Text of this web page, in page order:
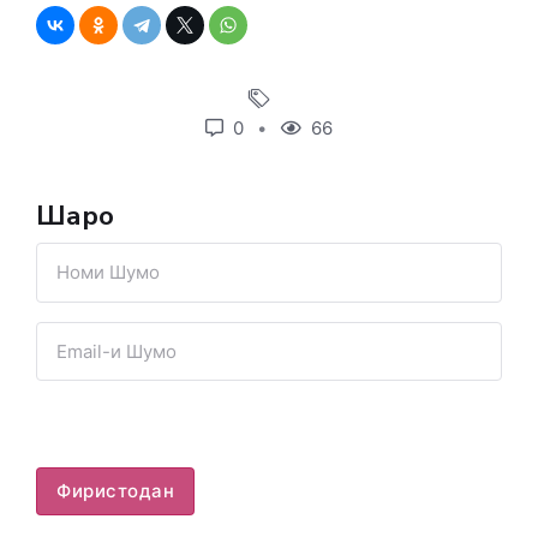
0 66
Шарҳҳо
Фиристодан